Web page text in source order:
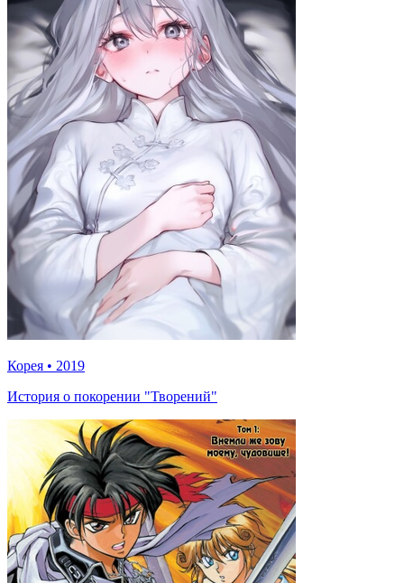
Корея • 2019
История о покорении "Творений"